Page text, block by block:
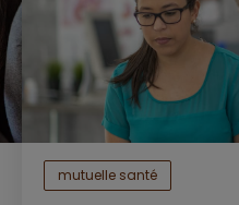
mutuelle santé